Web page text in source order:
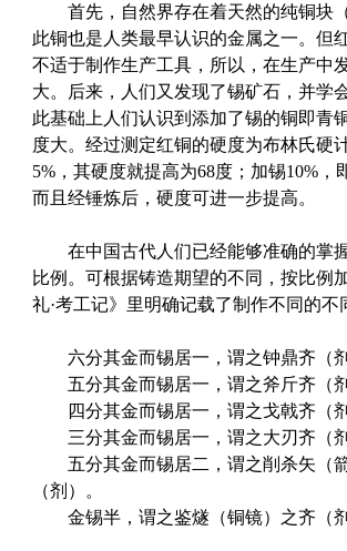
首先，自然界存在着天然的纯铜块
此铜也是人类最早认识的金属之一。但
不适于制作生产工具，所以，在生产中
大。后来，人们又发现了锡矿石，并学
此基础上人们认识到添加了锡的铜即青
度大。经过测定红铜的硬度为布林氏硬
5%，其硬度就提高为68度；加锡10%，
而且经锤炼后，硬度可进一步提高。
在中国古代人们已经能够准确的掌
比例。可根据铸造期望的不同，按比例
礼·考工记》里明确记载了制作不同的不
六分其金而锡居一，谓之钟鼎齐（剂
五分其金而锡居一，谓之斧斤齐（剂
四分其金而锡居一，谓之戈戟齐（剂
三分其金而锡居一，谓之大刃齐（剂
五分其金而锡居二，谓之削杀矢（
（剂）。
金锡半，谓之鉴燧（铜镜）之齐（剂